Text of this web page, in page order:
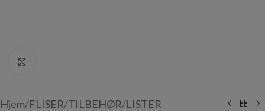
Hjem/FLISER/TILBEHØR/LISTER